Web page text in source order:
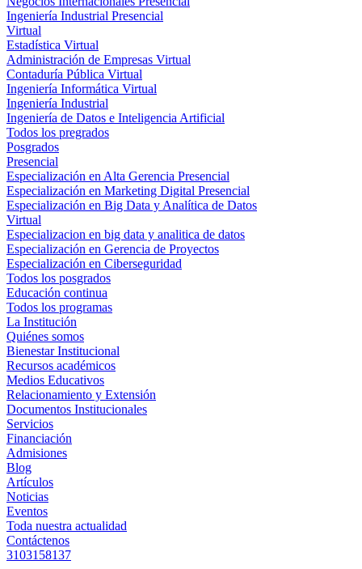
Ingeniería Industrial Presencial
Virtual
Estadística Virtual
Administración de Empresas Virtual
Contaduría Pública Virtual
Ingeniería Informática Virtual
Ingeniería Industrial
Ingeniería de Datos e Inteligencia Artificial
Todos los pregrados
Posgrados
Presencial
Especialización en Alta Gerencia Presencial
Especialización en Marketing Digital Presencial
Especialización en Big Data y Analítica de Datos
Virtual
Especializacion en big data y analitica de datos
Especialización en Gerencia de Proyectos
Especialización en Ciberseguridad
Todos los posgrados
Educación continua
Todos los programas
La Institución
Quiénes somos
Bienestar Institucional
Recursos académicos
Medios Educativos
Relacionamiento y Extensión
Documentos Institucionales
Servicios
Financiación
Admisiones
Blog
Artículos
Noticias
Eventos
Toda nuestra actualidad
Contáctenos
3103158137